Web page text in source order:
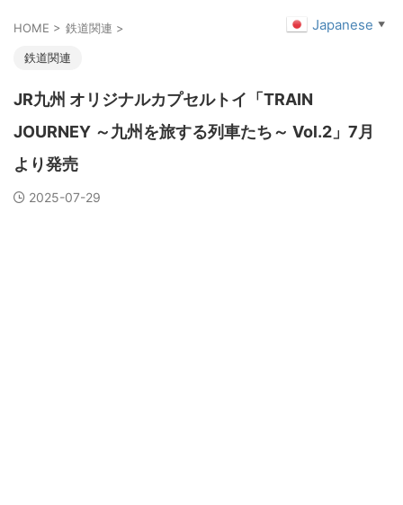
HOME > 鉄道関連 >
鉄道関連
JR九州 オリジナルカプセルトイ「TRAIN
JOURNEY ～九州を旅する列車たち～ Vol.2」7月
より発売
2025-07-29
Japanese ▼